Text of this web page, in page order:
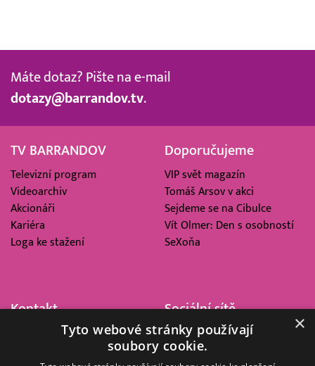
Máte dotaz? Pište na e-mail
dotazy@barrandov.tv.
TV BARRANDOV
Televizní program
Videoarchiv
Akcionáři
Kariéra
Loga ke stažení
Doporučujeme
VIP svět magazín
Tomáš Arsov v akci
Sejdeme se na Cibulce
Vít Olmer: Den s osobností
SeXoňa
Kontakt
Barrandov Televizní Studio,
Sociální sítě
×
Tyto webové stránky používají
soubory cookie.